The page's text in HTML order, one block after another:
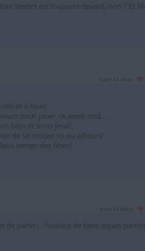
Steelrs est toujours devant, non ? Et
hace 14 años
et à tous!
pour jouer ce week-end...
bien et bons jeux!
de se croiser ici ou ailleurs!
temps des fêtes!
hace 14 años
de partir.... histoire de faire qques